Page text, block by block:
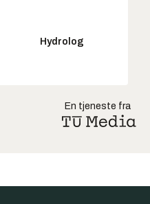
Hydrolog
En tjeneste fra